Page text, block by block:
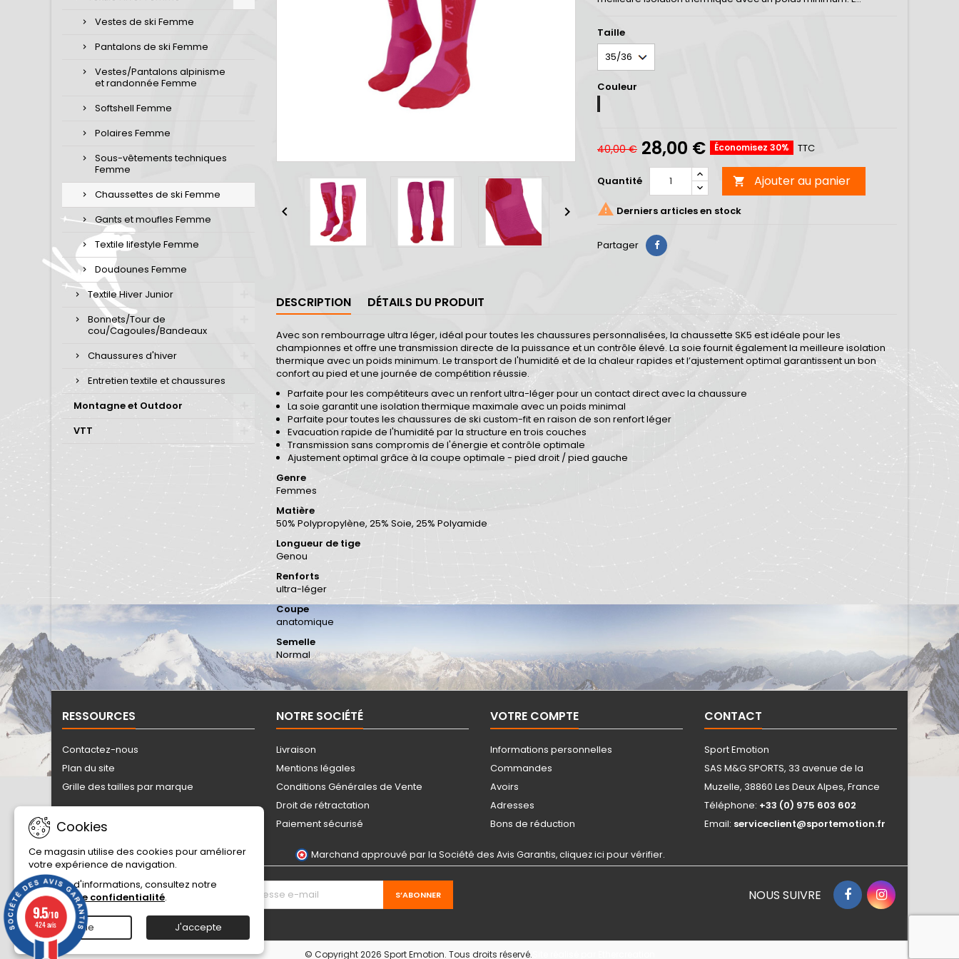
Vestes de ski Femme
Pantalons de ski Femme
Vestes/Pantalons alpinisme
et randonnée Femme
Softshell Femme
Polaires Femme
Sous-vêtements techniques
Femme
Chaussettes de ski Femme
Gants et moufles Femme
Textile lifestyle Femme
Doudounes Femme
Textile Hiver Junior
Bonnets/Tour de
cou/Cagoules/Bandeaux
Chaussures d'hiver
Entretien textile et chaussures
Montagne et Outdoor
VTT
 
Taille
Couleur
PINK
40,00 € 28,00 € Économisez 30% TTC
Quantité  Ajouter au panier
 Derniers articles en stock
Partager
DESCRIPTION DÉTAILS DU PRODUIT
Avec son rembourrage ultra léger, idéal pour toutes les chaussures personnalisées, la chaussette SK5 est idéale pour les
championnes et offre une transmission directe de la puissance et un contrôle élevé. La soie fournit également la meilleure isolation
thermique avec un poids minimum. Le transport de l'humidité et de la chaleur rapides et l’ajustement optimal garantissent un bon
confort au pied et une journée de compétition réussie.
Parfaite pour les compétiteurs avec un renfort ultra-léger pour un contact direct avec la chaussure
La soie garantit une isolation thermique maximale avec un poids minimal
Parfaite pour toutes les chaussures de ski custom-fit en raison de son renfort léger
Evacuation rapide de l'humidité par la structure en trois couches
Transmission sans compromis de l'énergie et contrôle optimale
Ajustement optimal grâce à la coupe optimale - pied droit / pied gauche
Genre
Femmes
Matière
50% Polypropylène, 25% Soie, 25% Polyamide
Longueur de tige
Genou
Renforts
ultra-léger
Coupe
anatomique
Semelle
Normal
RESSOURCES
Contactez-nous
Plan du site
Grille des tailles par marque
NOTRE SOCIÉTÉ
Livraison
Mentions légales
Conditions Générales de Vente
Droit de rétractation
Paiement sécurisé
VOTRE COMPTE
Informations personnelles
Commandes
Avoirs
Adresses
Bons de réduction
CONTACT
Sport Emotion
SAS M&G SPORTS, 33 avenue de la
Muzelle, 38860 Les Deux Alpes, France
Téléphone: +33 (0) 975 603 602
Email: serviceclient@sportemotion.fr
Cookies
Ce magasin utilise des cookies pour améliorer
votre expérience de navigation.
Pour plus d'informations, consultez notre
Politique de confidentialité.
Sortie J'accepte
Marchand approuvé par la Société des Avis Garantis,cliquez ici pour vérifier.
LETTRE D'INFORMATIONS NOUS SUIVRE
© Copyright 2026 Sport Emotion. Tous droits réservé.
9.5/10
424 avis